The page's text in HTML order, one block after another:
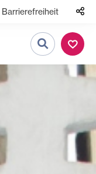
Barrierefreiheit
Suche